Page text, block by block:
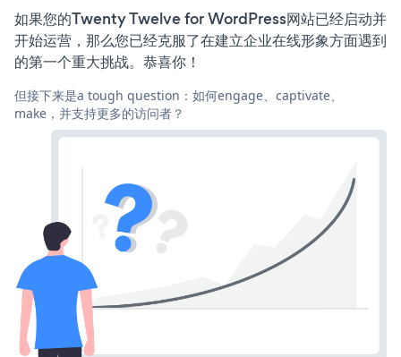
如果您的Twenty Twelve for WordPress网站已经启动并
开始运营，那么您已经克服了在建立企业在线形象方面遇到
的第一个重大挑战。恭喜你！
但接下来是a tough question：如何engage、captivate、
make，并支持更多的访问者？